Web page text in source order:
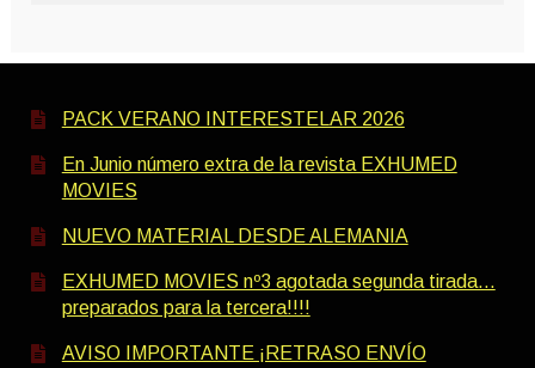
PACK VERANO INTERESTELAR 2026
En Junio número extra de la revista EXHUMED
MOVIES
NUEVO MATERIAL DESDE ALEMANIA
EXHUMED MOVIES nº3 agotada segunda tirada…
preparados para la tercera!!!!
AVISO IMPORTANTE ¡RETRASO ENVÍO